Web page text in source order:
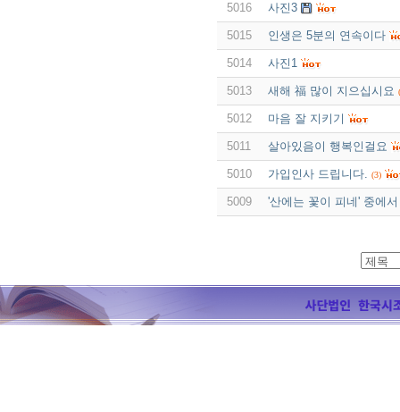
5016 사진3
5015 인생은 5분의 연속이다
5014 사진1
5013 새해 福 많이 지으십시요
5012 마음 잘 지키기
5011 살아있음이 행복인걸요
5010 가입인사 드립니다. (3)
5009 '산에는 꽃이 피네' 중에서